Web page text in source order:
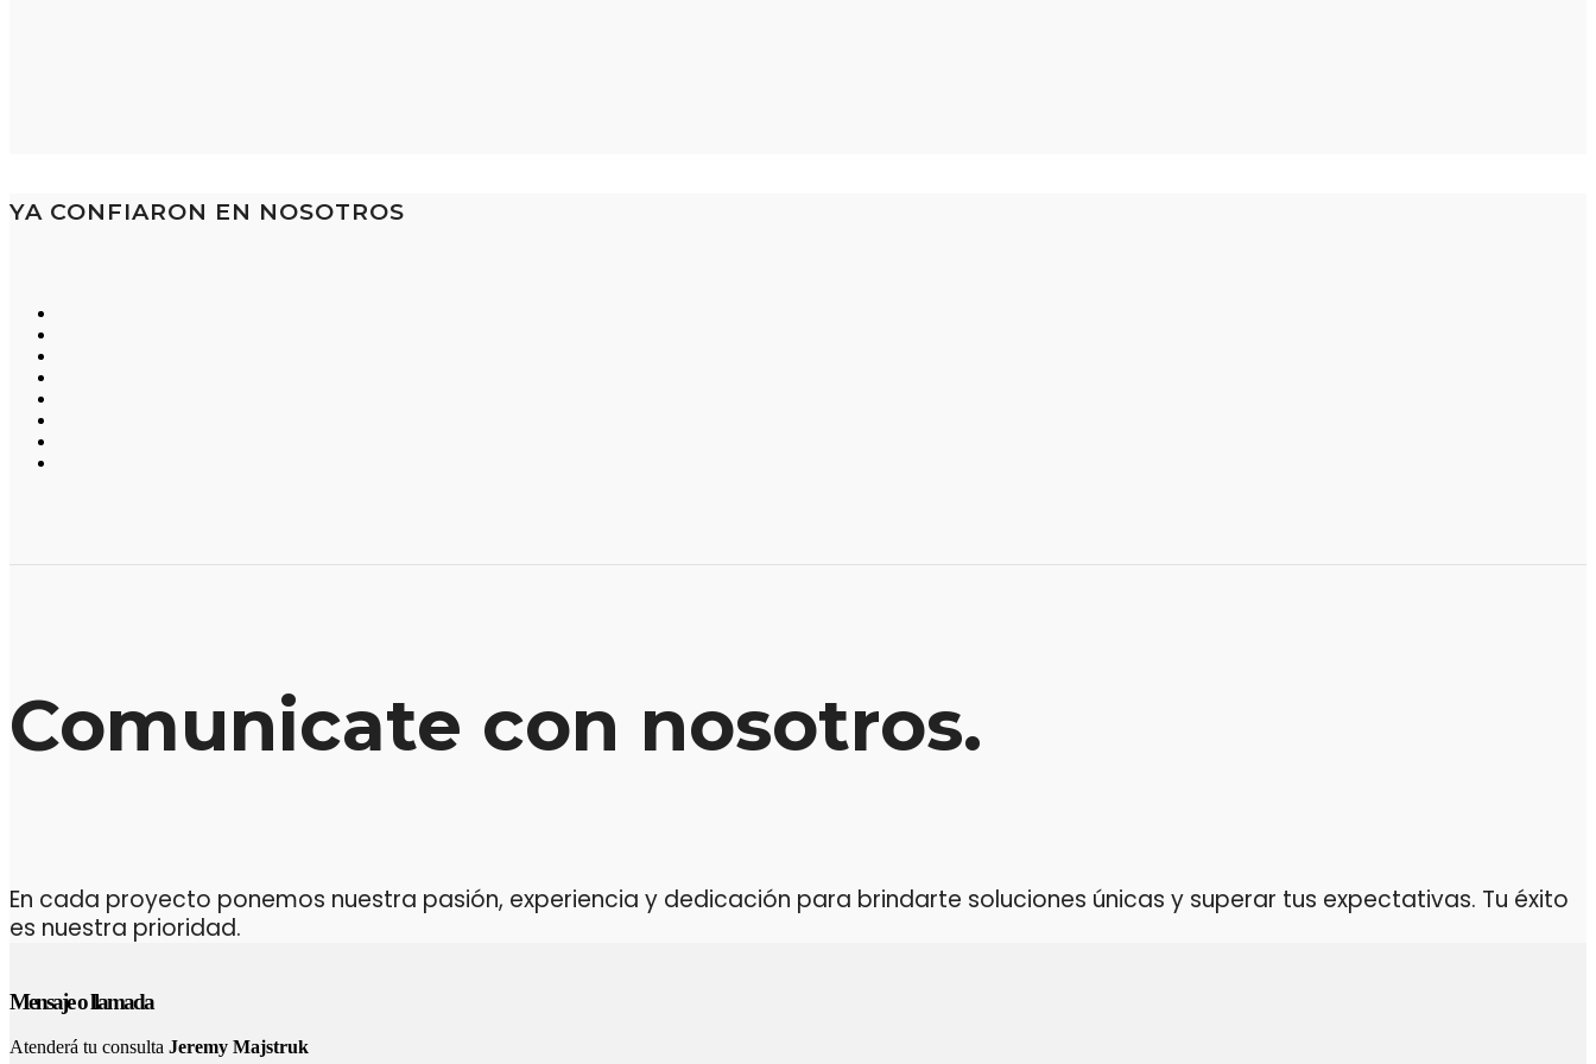
YA CONFIARON EN NOSOTROS
Comunicate con nosotros.
En cada proyecto ponemos nuestra pasión, experiencia y dedicación para brindarte soluciones únicas y superar tus expectativas. Tu éxito
es nuestra prioridad.
Mensaje o llamada
Atenderá tu consulta Jeremy Majstruk